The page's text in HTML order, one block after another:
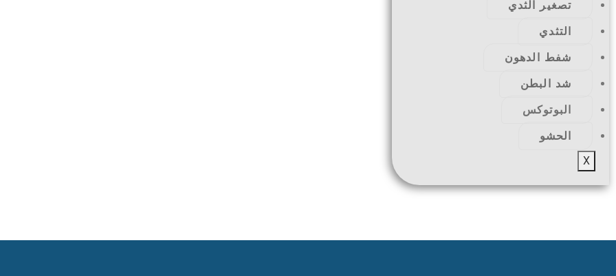
تصغير الثدي
التثدي
شفط الدهون
شد البطن
البوتوكس
الحشو
X